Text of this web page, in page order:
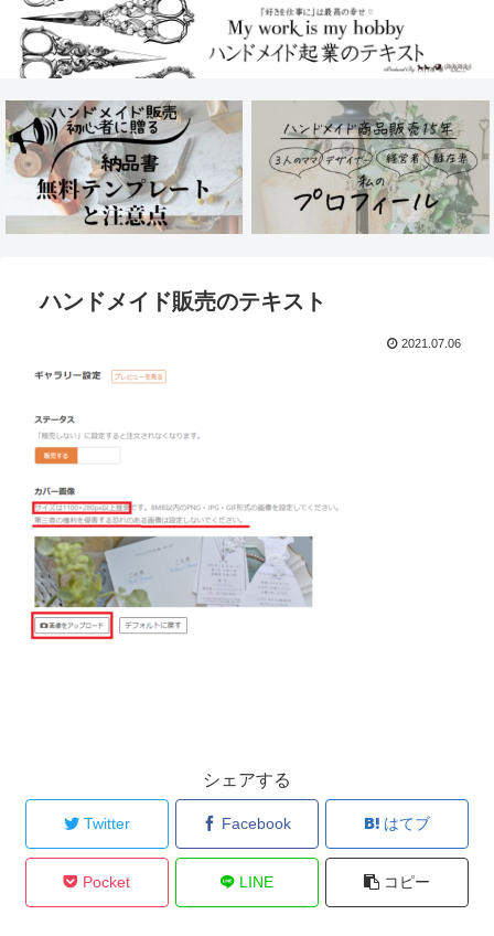
ハンドメイド販売のテキスト
2021.07.06
シェアする
Twitter Facebook はてブ
Pocket LINE コピー